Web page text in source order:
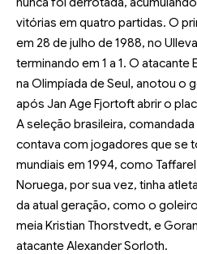
vitórias em quatro partidas. O
em 28 de julho de 1988, no
terminando em 1 a 1. O atacante
na Olimpíada de Seul, anotou o
após Jan Age Fjortoft abrir o
A seleção brasileira,
contava com jogadores que se
mundiais em 1994, como
Noruega, por sua vez, tinha
da atual geração, como o
meia Kristian Thorstvedt, e
atacante Alexander Sorloth.